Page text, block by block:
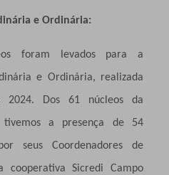
e Ordinária:
foram levados para a
e Ordinária, realizada
Dos 61 núcleos da
tivemos a presença de 54
seus Coordenadores de
cooperativa Sicredi Campo